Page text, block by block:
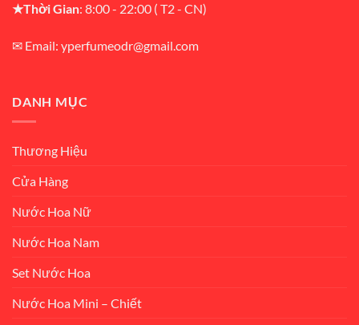
★Thời Gian: 8:00 - 22:00 ( T2 - CN)
✉ Email: yperfumeodr@gmail.com
DANH MỤC
Thương Hiệu
Cửa Hàng
Nước Hoa Nữ
Nước Hoa Nam
Set Nước Hoa
Nước Hoa Mini – Chiết